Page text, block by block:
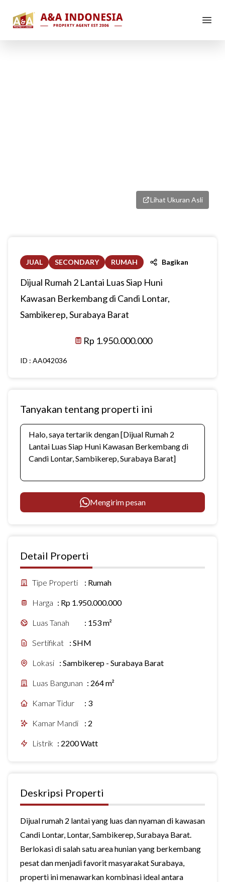
Lihat Ukuran Asli
JUAL SECONDARY RUMAH Bagikan
Dijual Rumah 2 Lantai Luas Siap Huni
Kawasan Berkembang di Candi Lontar,
Sambikerep, Surabaya Barat
Rp 1.950.000.000
ID : AA042036
Tanyakan tentang properti ini
Mengirim pesan
Detail Properti
Tipe Properti : Rumah
Harga : Rp 1.950.000.000
Luas Tanah : 153 m²
Sertifikat : SHM
Lokasi : Sambikerep - Surabaya Barat
Luas Bangunan : 264 m²
Kamar Tidur : 3
Kamar Mandi : 2
Listrik : 2200 Watt
Deskripsi Properti
Dijual rumah 2 lantai yang luas dan nyaman di kawasan
Candi Lontar, Lontar, Sambikerep, Surabaya Barat.
Berlokasi di salah satu area hunian yang berkembang
pesat dan menjadi favorit masyarakat Surabaya,
properti ini menawarkan kombinasi ideal antara